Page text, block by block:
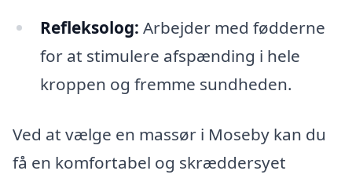
Refleksolog: Arbejder med fødderne
for at stimulere afspænding i hele
kroppen og fremme sundheden.
Ved at vælge en massør i Moseby kan du
få en komfortabel og skræddersyet